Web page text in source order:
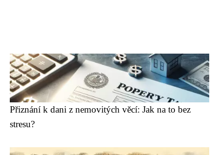
Přiznání k dani z nemovitých věcí: Jak na to bez
stresu?